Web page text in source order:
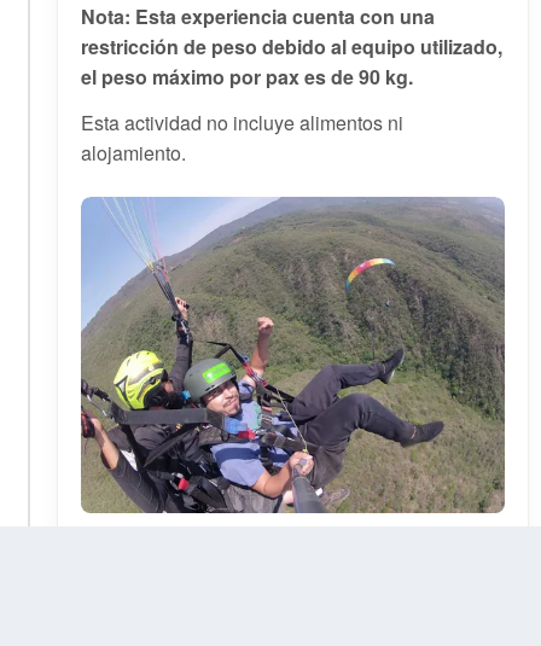
Nota: Esta experiencia cuenta con una
restricción de peso debido al equipo utilizado,
el peso máximo por pax es de 90 kg.
Esta actividad no incluye alimentos ni
alojamiento.